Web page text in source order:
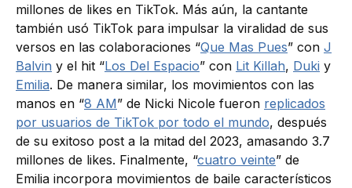
millones de likes en TikTok. Más aún, la cantante
también usó TikTok para impulsar la viralidad de sus
versos en las colaboraciones “Que Mas Pues” con J
Balvin y el hit “Los Del Espacio” con Lit Killah, Duki y
Emilia. De manera similar, los movimientos con las
manos en “8 AM” de Nicki Nicole fueron replicados
por usuarios de TikTok por todo el mundo, después
de su exitoso post a la mitad del 2023, amasando 3.7
millones de likes. Finalmente, “cuatro veinte” de
Emilia incorpora movimientos de baile característicos